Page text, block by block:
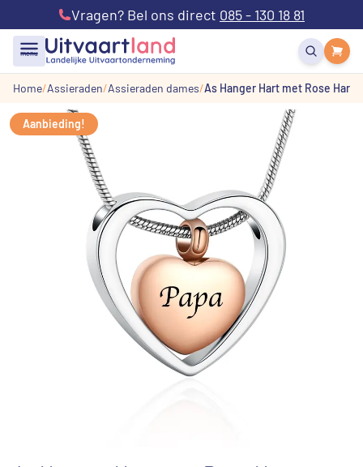
Vragen? Bel ons direct 085 - 130 18 81
menu
Home Assieraden Assieraden dames As Hanger Hart met Rose Hart –
Aanbieding!